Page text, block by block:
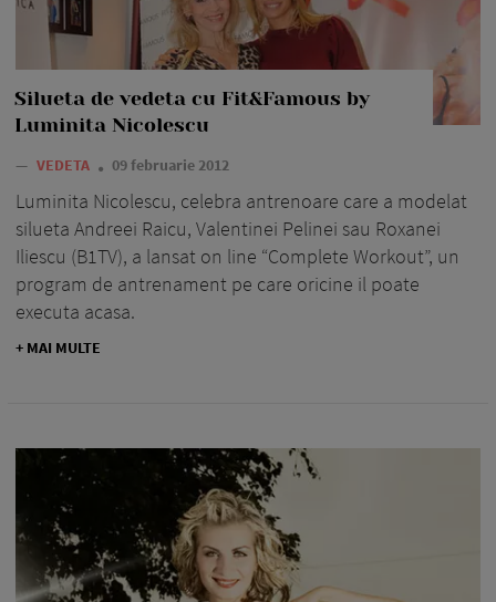
Silueta de vedeta cu Fit&Famous by
Luminita Nicolescu
— VEDETA 09 februarie 2012
Luminita Nicolescu, celebra antrenoare care a modelat
silueta Andreei Raicu, Valentinei Pelinei sau Roxanei
Iliescu (B1TV), a lansat on line “Complete Workout”, un
program de antrenament pe care oricine il poate
executa acasa.
+ MAI MULTE